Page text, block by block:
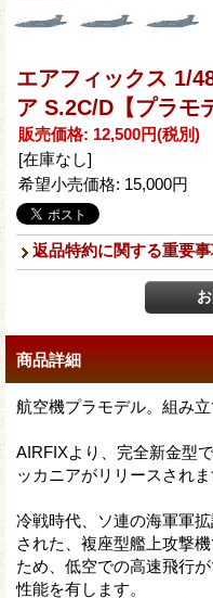
エアフィックス 1/
ア S.2C/D【プラモ
販売価格: 12,500円(税別)
[在庫なし]
希望小売価格: 15,000円
返品特約に関する重要
商品詳細
航空機プラモデル。組み立
AIRFIXより、完全新金型
ッカニアがリリースされま
冷戦時代、ソ連の海軍軍
された、複座型艦上攻撃
ため、低空での高速飛行
性能を有します。